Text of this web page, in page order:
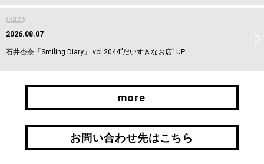
石井杏奈
2026.08.07
石井杏奈「Smiling Diary」 vol.2044”だいすきなお店” UP
more
more
お問い合わせ先はこちら
お問い合わせ先はこちら
引継ぎはこちら